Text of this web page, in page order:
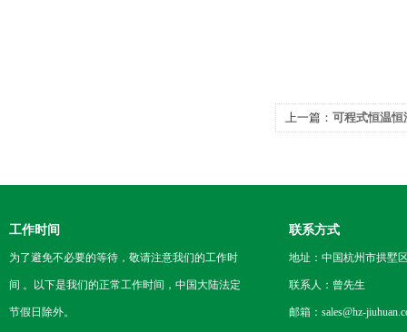
上一篇： 可程式恒温恒
工作时间
为了避免不必要的等待，敬请注意我们的工作时
间 。以下是我们的正常工作时间，中国大陆法定
节假日除外。
联系方式
地址：中国杭州市拱墅
联系人：曾先生
邮箱：sales@hz-